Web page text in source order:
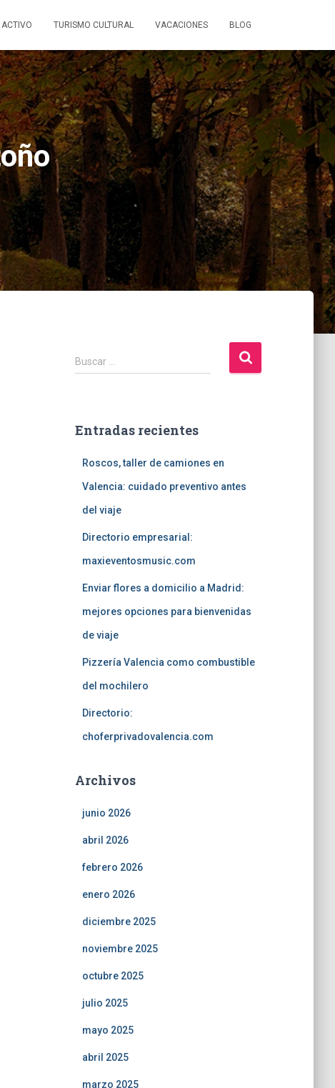
TURISMO CULTURAL VACACIONES BLOG
B
u
r
Buscar …
Entradas recientes
Roscos, taller de camiones en
Valencia: cuidado preventivo antes
del viaje
Directorio empresarial:
maxieventosmusic.com
Enviar flores a domicilio a Madrid:
mejores opciones para bienvenidas
de viaje
Pizzería Valencia como combustible
del mochilero
Directorio:
choferprivadovalencia.com
Archivos
junio 2026
abril 2026
febrero 2026
enero 2026
diciembre 2025
noviembre 2025
octubre 2025
julio 2025
mayo 2025
abril 2025
marzo 2025